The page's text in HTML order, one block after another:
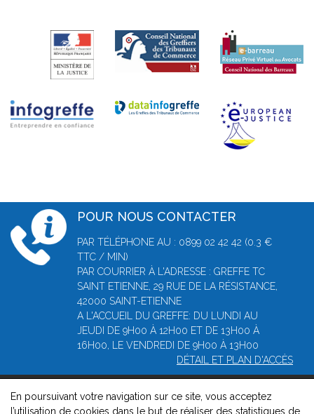
POUR NOUS CONTACTER
PAR TÉLÉPHONE AU : 0899 02 42 42 (0.3 €
TTC / MIN)
PAR COURRIER À L'ADRESSE : GREFFE TC
SAINT ETIENNE, 29 RUE DE LA RÉSISTANCE,
42000 SAINT-ETIENNE
A L'ACCUEIL DU GREFFE: DU LUNDI AU
JEUDI DE 9H00 À 12H00 ET DE 13H00 À
16H00, LE VENDREDI DE 9H00 À 13H00
DÉTAIL ET PLAN D'ACCÈS
© 2026, Greffe du Tribunal de Commerce de Saint-Etienne -
En poursuivant votre navigation sur ce site, vous acceptez
l’utilisation de cookies dans le but de réaliser des statistiques de